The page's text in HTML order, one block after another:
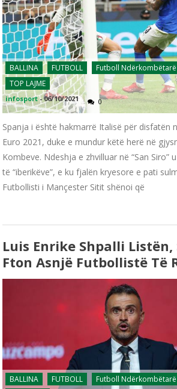
BALLINA FUTBOLL Futboll Ndërkombëtarë
TOP LAJME
infosport -06/10/2021 0
Spanja i është hakmarrë Italisë për disfatën
Euro 2021, duke e mundur këtë herë në
Kombeve. Ndeshja e zhvilluar në “San Siro”
të “iberikëve”, e ku fjalën kryesore e pati
Futbollisti i Mançester Sitit shënoi që
Luis Enrike Shpalli
Fton Asnjë Futbollistë Të
BALLINA FUTBOLL Futboll Ndërkombëtarë